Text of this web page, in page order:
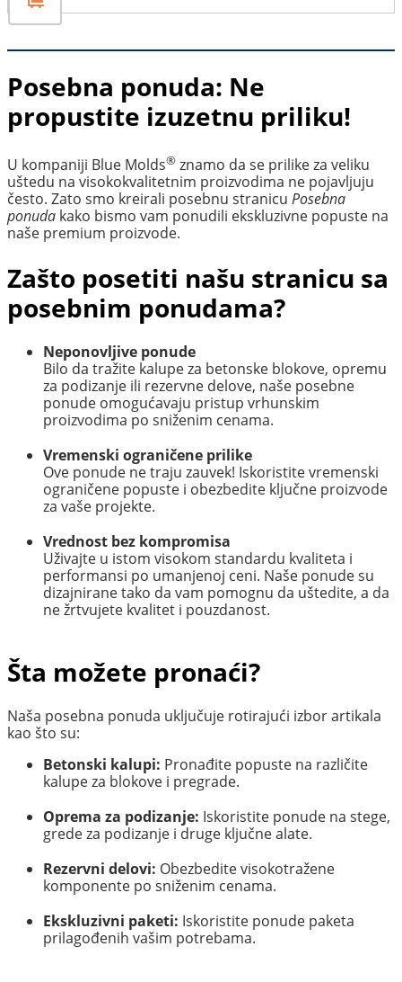
€ 850,00.
Posebna ponuda: Ne
propustite izuzetnu priliku!
U kompaniji Blue Molds® znamo da se prilike za veliku
uštedu na visokokvalitetnim proizvodima ne pojavljuju
često. Zato smo kreirali posebnu stranicu Posebna
ponuda kako bismo vam ponudili ekskluzivne popuste na
naše premium proizvode.
Zašto posetiti našu stranicu sa
posebnim ponudama?
Neponovljive ponude
Bilo da tražite kalupe za betonske blokove, opremu
za podizanje ili rezervne delove, naše posebne
ponude omogućavaju pristup vrhunskim
proizvodima po sniženim cenama.
Vremenski ograničene prilike
Ove ponude ne traju zauvek! Iskoristite vremenski
ograničene popuste i obezbedite ključne proizvode
za vaše projekte.
Vrednost bez kompromisa
Uživajte u istom visokom standardu kvaliteta i
performansi po umanjenoj ceni. Naše ponude su
dizajnirane tako da vam pomognu da uštedite, a da
ne žrtvujete kvalitet i pouzdanost.
Šta možete pronaći?
Naša posebna ponuda uključuje rotirajući izbor artikala
kao što su:
Betonski kalupi: Pronađite popuste na različite
kalupe za blokove i pregrade.
Oprema za podizanje: Iskoristite ponude na stege,
grede za podizanje i druge ključne alate.
Rezervni delovi: Obezbedite visokotražene
komponente po sniženim cenama.
Ekskluzivni paketi: Iskoristite ponude paketa
prilagođenih vašim potrebama.